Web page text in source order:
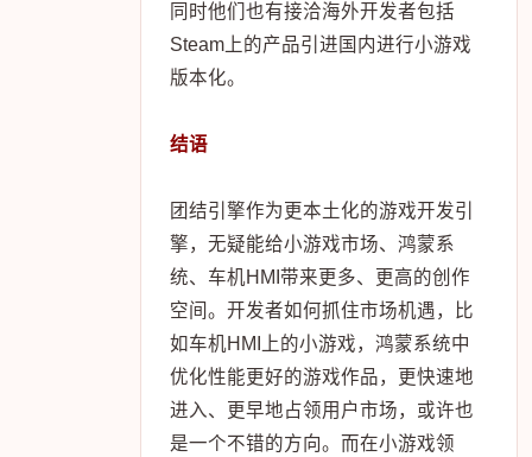
同时他们也有接洽海外开发者包括
Steam上的产品引进国内进行小游戏
版本化。
结语
团结引擎作为更本土化的游戏开发引
擎，无疑能给小游戏市场、鸿蒙系
统、车机HMI带来更多、更高的创作
空间。开发者如何抓住市场机遇，比
如车机HMI上的小游戏，鸿蒙系统中
优化性能更好的游戏作品，更快速地
进入、更早地占领用户市场，或许也
是一个不错的方向。而在小游戏领